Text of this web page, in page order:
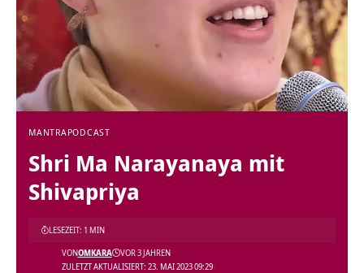
MANTRAPODCAST
Shri Ma Narayanaya mit
Shivapriya
ZULETZT AKTUALISIERT: 23. MAI 2023 09:29
VONOMKARA VOR 3 JAHREN
LESEZEIT: 1 MIN